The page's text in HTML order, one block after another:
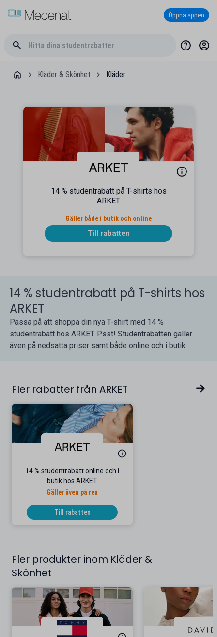
Öppna appen
Kläder & Skönhet Kläder
14 % studentrabatt på T-shirts hos
ARKET
Gäller både i butik och online
Till rabatten
14 % studentrabatt på T-shirts hos
ARKET
Passa på att shoppa din nya T-shirt med 14 %
studentrabatt hos ARKET. Psst! Studentrabatten gäller
även på nedsatta priser samt både online och i butik.
Fler rabatter från ARKET
14 % studentrabatt online och i
butik hos ARKET
Gäller även på rea
Till rabatten
Fler produkter inom Kläder &
Skönhet